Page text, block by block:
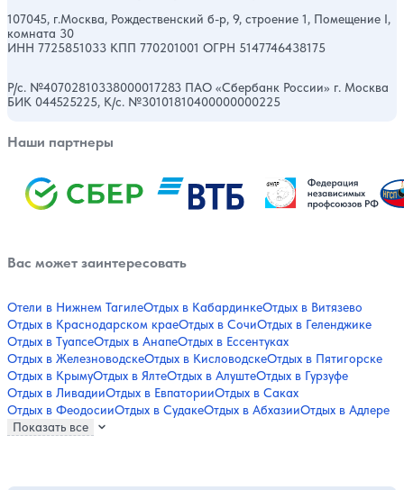
107045, г.Москва, Рождественский б-р, 9, строение 1, Помещение I,
комната 30
ИНН 7725851033 КПП 770201001 ОГРН 5147746438175
Р/с. №40702810338000017283 ПАО «Сбербанк России» г. Москва
БИК 044525225, К/с. №30101810400000000225
Наши партнеры
Вас может заинтересовать
Отели в Нижнем ТагилеОтдых в КабардинкеОтдых в Витязево
Отдых в Краснодарском краеОтдых в СочиОтдых в Геленджике
Отдых в ТуапсеОтдых в АнапеОтдых в Ессентуках
Отдых в ЖелезноводскеОтдых в КисловодскеОтдых в Пятигорске
Отдых в КрымуОтдых в ЯлтеОтдых в АлуштеОтдых в Гурзуфе
Отдых в ЛивадииОтдых в ЕвпаторииОтдых в Саках
Отдых в ФеодосииОтдых в СудакеОтдых в АбхазииОтдых в Адлере
Показать все